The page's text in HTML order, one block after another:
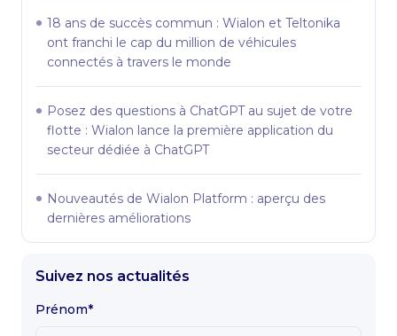
18 ans de succès commun : Wialon et Teltonika
ont franchi le cap du million de véhicules
connectés à travers le monde
Posez des questions à ChatGPT au sujet de votre
flotte : Wialon lance la première application du
secteur dédiée à ChatGPT
Nouveautés de Wialon Platform : aperçu des
dernières améliorations
Suivez nos actualités
Prénom*